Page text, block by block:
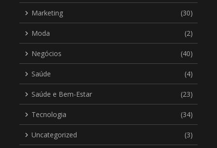
Marketing (30)
Moda (2)
Negócios (40)
Saúde (4)
Saúde e Bem-Estar (23)
Tecnologia (34)
Uncategorized (3)